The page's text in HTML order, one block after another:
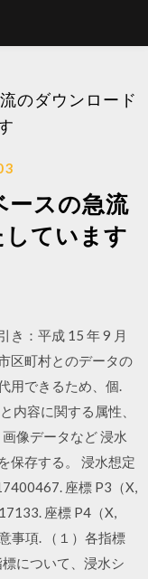
のダウンロード
スの急流
ています
き：平成 15 年 9 月
区町村とのデータの
用できるため、個.
内容に関する属性、
像データなど 浸水
保存する。 浸水想定
座標 P3（X,
座標 P4（X,
事項. （１）各指標
について、浸水シ